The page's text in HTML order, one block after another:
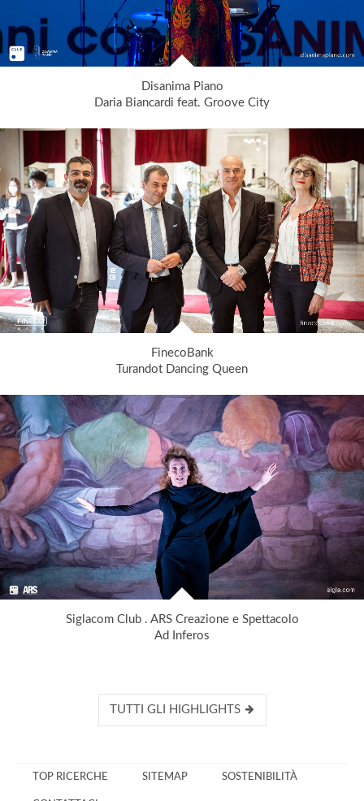
Disanima Piano
Daria Biancardi feat. Groove City
FinecoBank
Turandot Dancing Queen
Siglacom Club . ARS Creazione e Spettacolo
Ad Inferos
TUTTI GLI HIGHLIGHTS
TOP RICERCHE SITEMAP SOSTENIBILITÀ